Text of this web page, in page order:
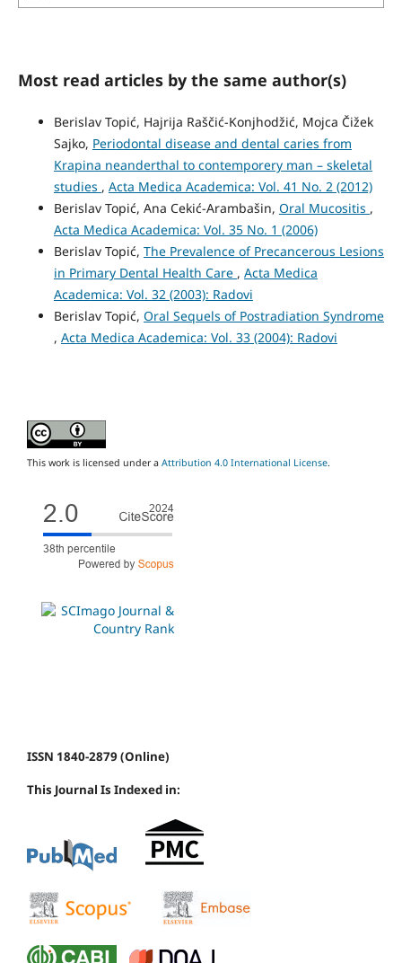
Most read articles by the same author(s)
Berislav Topić, Hajrija Raščić-Konjhodžić, Mojca Čižek
Sajko, Periodontal disease and dental caries from
Krapina neanderthal to contemporery man – skeletal
studies , Acta Medica Academica: Vol. 41 No. 2 (2012)
Berislav Topić, Ana Cekić-Arambašin, Oral Mucositis ,
Acta Medica Academica: Vol. 35 No. 1 (2006)
Berislav Topić, The Prevalence of Precancerous Lesions
in Primary Dental Health Care , Acta Medica
Academica: Vol. 32 (2003): Radovi
Berislav Topić, Oral Sequels of Postradiation Syndrome
, Acta Medica Academica: Vol. 33 (2004): Radovi
This work is licensed under a Attribution 4.0 International License.
ISSN 1840-2879 (Online)
This Journal Is Indexed in: